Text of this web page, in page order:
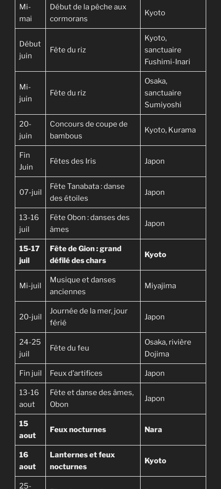
Mi-
mai
Début de la pêche aux
cormorans
Kyoto
Début
juin
Fête du riz
Kyoto,
sanctuaire
Fushimi-Inari
Mi-
juin
Fête du riz
Osaka,
sanctuaire
Sumiyoshi
20-
juin
Concours de coupe de
bambous
Kyoto, Kurama
Fin
Juin
Fêtes des Iris Japon
07-juil
Fête Tanabata : danse
des étoiles
Japon
13-16
juil
Fête Obon : danses des
âmes
Japon
15-17
juil
Fête de Gion : grand
défilé des chars
Kyoto
Mi-juil
Musique et danses
anciennes
Miyajima
20-juil
Journée de la mer, jour
férié
Japon
24-25
juil
Fête du feu
Osaka, rivière
Dojima
Fin juil Feux d’artifices Japon
13-16
aout
Fête et danse des âmes,
Obon
Japon
15
aout
Feux nocturnes Nara
16
aout
Lanternes et feux
nocturnes
Kyoto
25-